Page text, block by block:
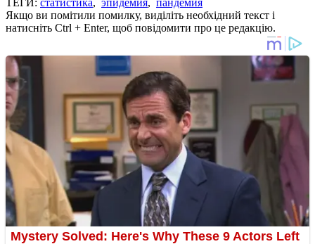
Якщо ви помітили помилку, виділіть необхідний текст і
натисніть Ctrl + Enter, щоб повідомити про це редакцію.